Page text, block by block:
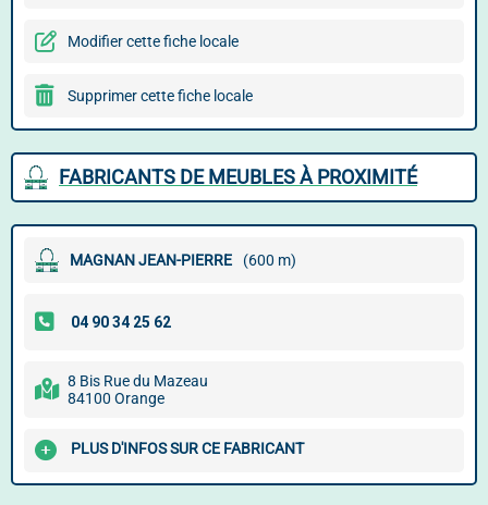
Modifier cette fiche locale
Supprimer cette fiche locale
FABRICANTS DE MEUBLES À PROXIMITÉ
MAGNAN JEAN-PIERRE (600 m)
8 Bis Rue du Mazeau
84100 Orange
PLUS D'INFOS SUR CE FABRICANT